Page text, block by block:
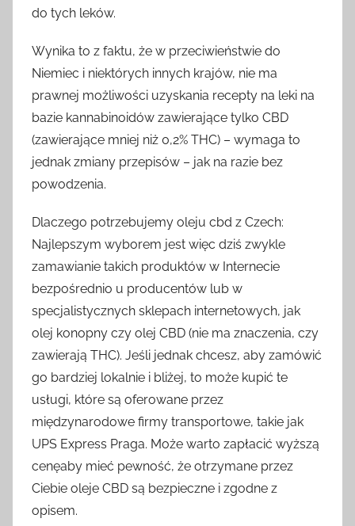
do tych leków.
Wynika to z faktu, że w przeciwieństwie do
Niemiec i niektórych innych krajów, nie ma
prawnej możliwości uzyskania recepty na leki na
bazie kannabinoidów zawierające tylko CBD
(zawierające mniej niż 0,2% THC) – wymaga to
jednak zmiany przepisów – jak na razie bez
powodzenia.
Dlaczego potrzebujemy oleju cbd z Czech:
Najlepszym wyborem jest więc dziś zwykle
zamawianie takich produktów w Internecie
bezpośrednio u producentów lub w
specjalistycznych sklepach internetowych, jak
olej konopny czy olej CBD (nie ma znaczenia, czy
zawierają THC). Jeśli jednak chcesz, aby zamówić
go bardziej lokalnie i bliżej, to może kupić te
usługi, które są oferowane przez
międzynarodowe firmy transportowe, takie jak
UPS Express Praga. Może warto zapłacić wyższą
cenęaby mieć pewność, że otrzymane przez
Ciebie oleje CBD są bezpieczne i zgodne z
opisem.